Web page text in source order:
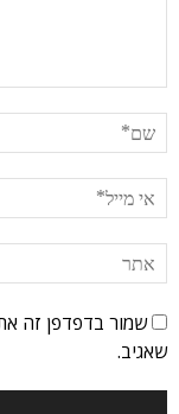
שמור בדפדפן זה
שאגיב.